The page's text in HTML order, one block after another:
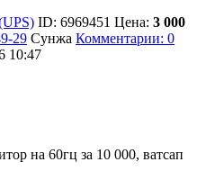
ID: 6969451 Цена: 3 000
29 Сунжа Комментарии: 0
10:47
на 60гц за 10 000, ватсап